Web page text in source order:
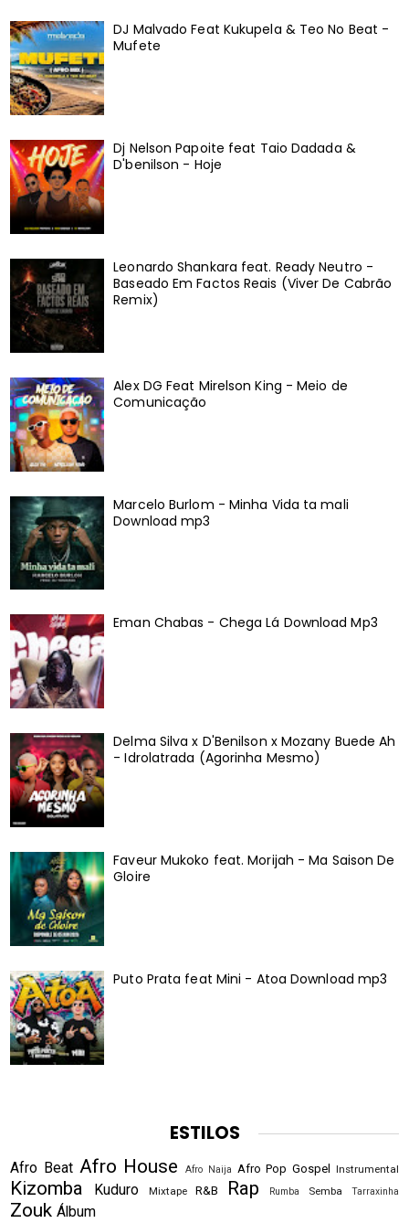
DJ Malvado Feat Kukupela & Teo No Beat -
Mufete
Dj Nelson Papoite feat Taio Dadada &
D'benilson - Hoje
Leonardo Shankara feat. Ready Neutro -
Baseado Em Factos Reais (Viver De Cabrão
Remix)
Alex DG Feat Mirelson King - Meio de
Comunicação
Marcelo Burlom - Minha Vida ta mali
Download mp3
Eman Chabas - Chega Lá Download Mp3
Delma Silva x D'Benilson x Mozany Buede Ah
- Idrolatrada (Agorinha Mesmo)
Faveur Mukoko feat. Morijah - Ma Saison De
Gloire
Puto Prata feat Mini - Atoa Download mp3
ESTILOS
Afro Beat Afro House Afro Naija Afro Pop Gospel Instrumental
Kizomba Kuduro Mixtape R&B Rap Rumba Semba Tarraxinha
Zouk Álbum